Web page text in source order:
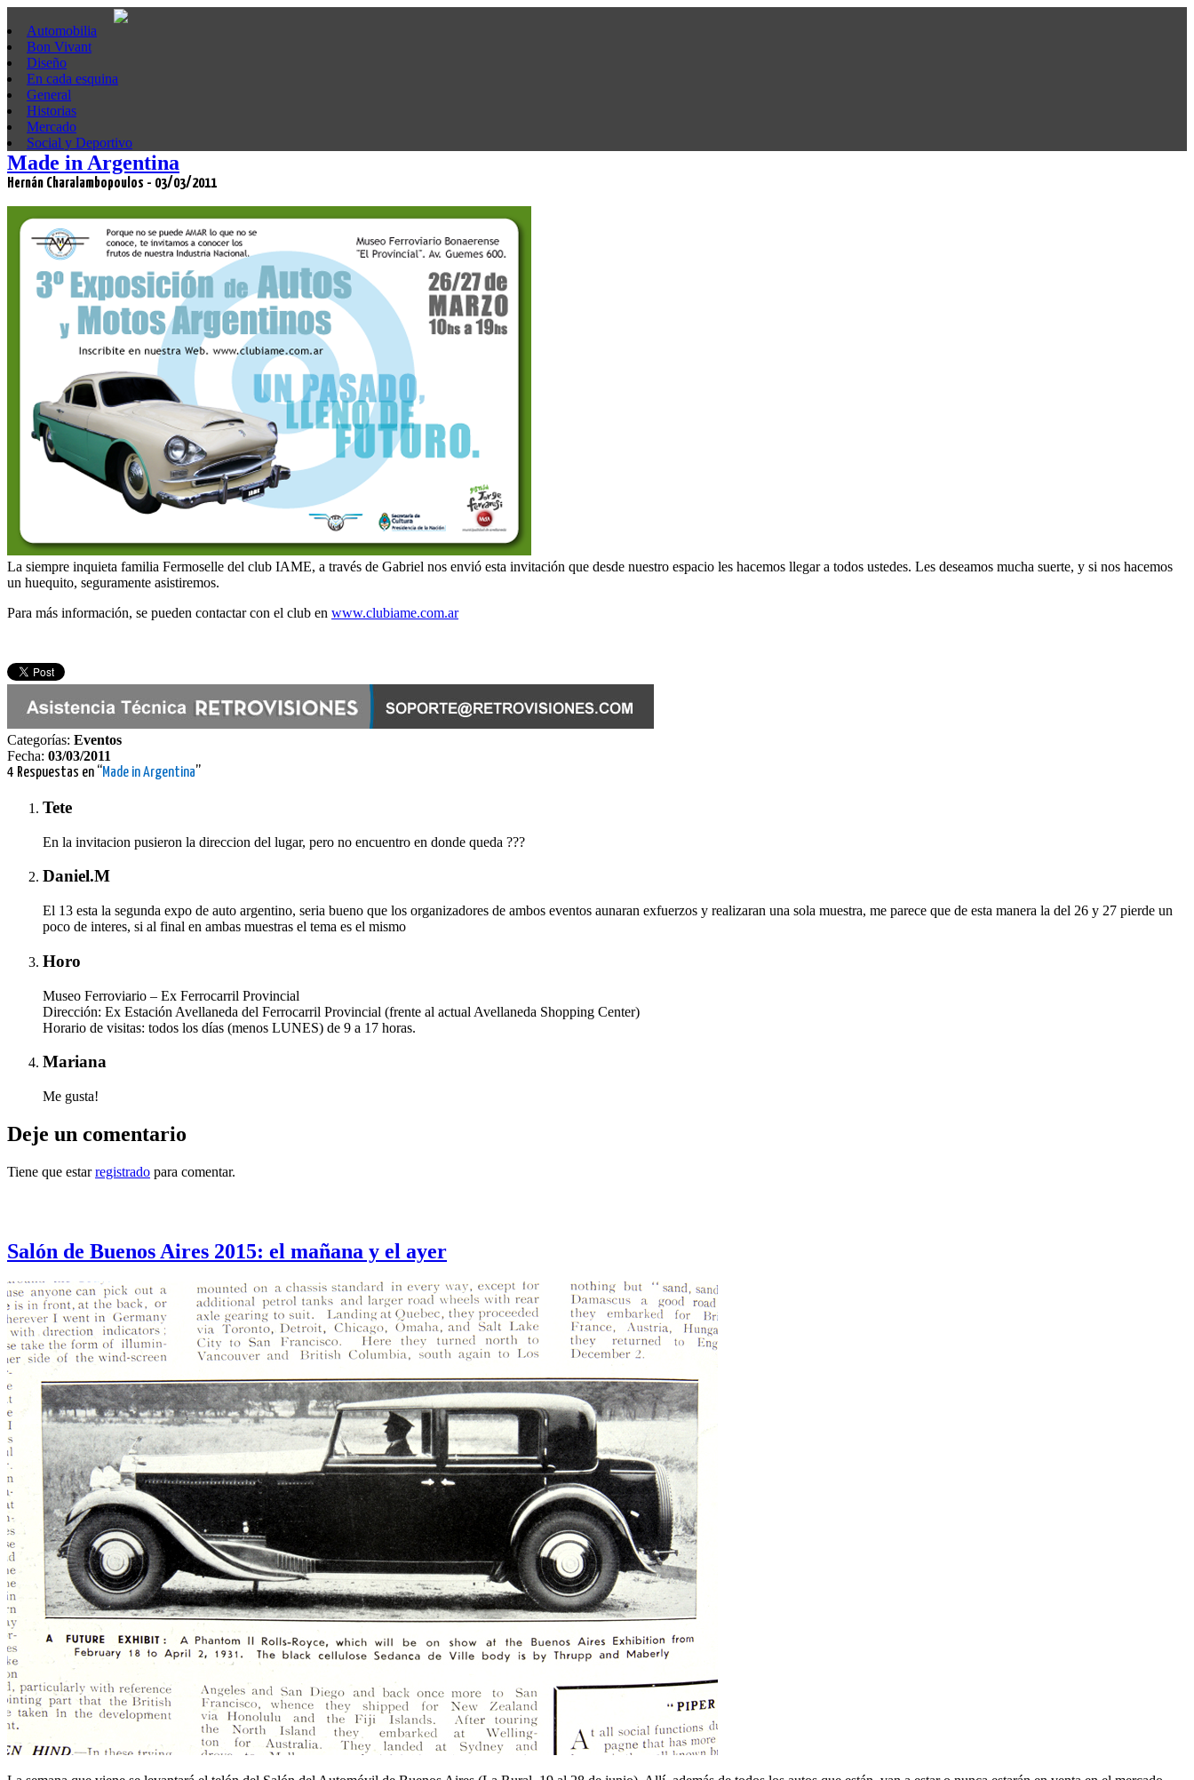
Automobilia
Bon Vivant
Diseño
En cada esquina
General
Historias
Mercado
Social y Deportivo
Made in Argentina
Hernán Charalambopoulos - 03/03/2011
La siempre inquieta familia Fermoselle del club IAME, a través de Gabriel nos envió esta invitación que desde nuestro espacio les hacemos llegar a todos ustedes. Les deseamos mucha suerte, y si nos hacemos
un huequito, seguramente asistiremos.
Para más información, se pueden contactar con el club en www.clubiame.com.ar
Categorías: Eventos
Fecha: 03/03/2011
4 Respuestas en “Made in Argentina”
Tete
En la invitacion pusieron la direccion del lugar, pero no encuentro en donde queda ???
Daniel.M
El 13 esta la segunda expo de auto argentino, seria bueno que los organizadores de ambos eventos aunaran exfuerzos y realizaran una sola muestra, me parece que de esta manera la del 26 y 27 pierde un
poco de interes, si al final en ambas muestras el tema es el mismo
Horo
Museo Ferroviario – Ex Ferrocarril Provincial
Dirección: Ex Estación Avellaneda del Ferrocarril Provincial (frente al actual Avellaneda Shopping Center)
Horario de visitas: todos los días (menos LUNES) de 9 a 17 horas.
Mariana
Me gusta!
Deje un comentario
Tiene que estarregistrado para comentar.
Salón de Buenos Aires 2015: el mañana y el ayer